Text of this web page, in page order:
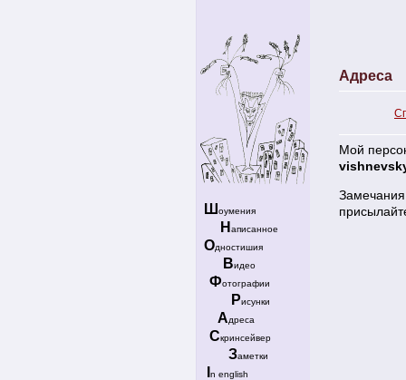
Ш оумения
Н аписанное
Одностишия
Видео
Фотографии
Рисунки
Адреса
Скринсейвер
Заметки
n english
Адреса
Мой